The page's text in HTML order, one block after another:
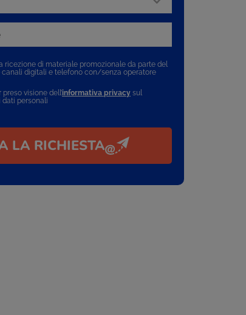
ricezione di materiale promozionale da parte del
digitali e telefono con/senza operatore
visione dell’informativa privacy sul
personali
LA RICHIESTA